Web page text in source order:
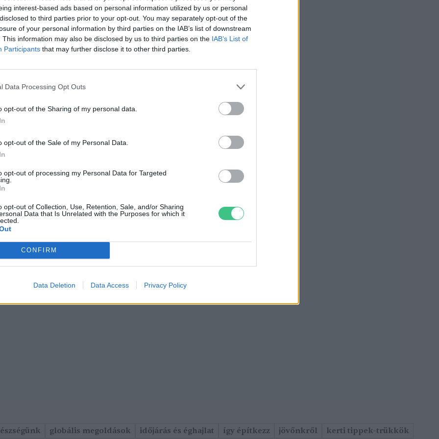
interest-based ads based on personal information utilized by us or personal
to third parties prior to your opt-out. You may separately opt-out of the
of your personal information by third parties on the IAB’s list of downstream
This information may also be disclosed by us to third parties on the IAB’s List of
Participants that may further disclose it to other third parties.
Data Processing Opt Outs
opt-out of the Sharing of my personal data.
opt-out of the Sale of my Personal Data.
opt-out of processing my Personal Data for Targeted
opt-out of Collection, Use, Retention, Sale, and/or Sharing
Data that Is Unrelated with the Purposes for which it
CONFIRM
Data Deletion Data Access Privacy Policy
kutatásokról
Szemle
bárki beleolvashat
magánkönyvtárába
Szemle
globális megoldások időjárás és éghajlat így építkezz jövőnkről kerti tippek-trükkök